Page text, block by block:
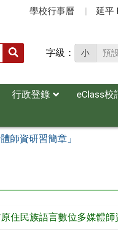
學校行事曆 延平
送出 字級： 小 預
行政登錄 eClass校
師資研習簡章」
住民族語言數位多媒體師